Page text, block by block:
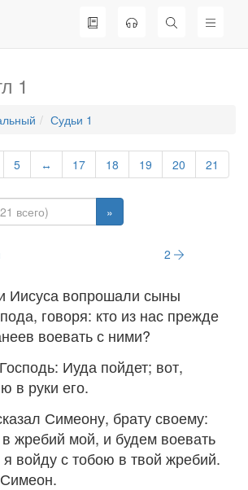
1
Судьи 1
5 ↔ 17 18 19 20 21
»
2
Иисуса вопрошали сыны
говоря: кто из нас прежде
воевать с ними?
Иуда пойдет; вот,
в руки его.
Симеону, брату своему:
жребий мой, и будем воевать
войду с тобою в твой жребий.